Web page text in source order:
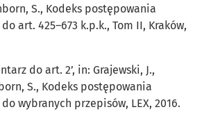
S., Kodeks postępowania
art. 425–673 k.p.k., Tom II, Kraków,
do art. 2’, in: Grajewski, J.,
S., Kodeks postępowania
wybranych przepisów, LEX, 2016.